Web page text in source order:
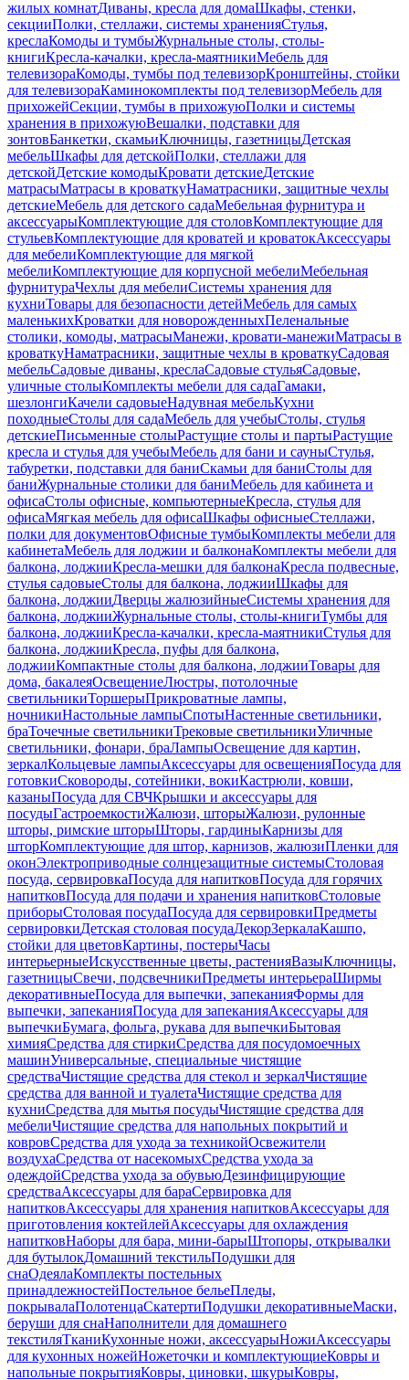
жилых комнатДиваны, кресла для домаШкафы, стенки,
секцииПолки, стеллажи, системы храненияСтулья,
креслаКомоды и тумбыЖурнальные столы, столы-
книгиКресла-качалки, кресла-маятникиМебель для
телевизораКомоды, тумбы под телевизорКронштейны, стойки
для телевизораКаминокомплекты под телевизорМебель для
прихожейСекции, тумбы в прихожуюПолки и системы
хранения в прихожуюВешалки, подставки для
зонтовБанкетки, скамьиКлючницы, газетницыДетская
мебельШкафы для детскойПолки, стеллажи для
детскойДетские комодыКровати детскиеДетские
матрасыМатрасы в кроваткуНаматрасники, защитные чехлы
детскиеМебель для детского садаМебельная фурнитура и
аксессуарыКомплектующие для столовКомплектующие для
стульевКомплектующие для кроватей и кроватокАксессуары
для мебелиКомплектующие для мягкой
мебелиКомплектующие для корпусной мебелиМебельная
фурнитураЧехлы для мебелиСистемы хранения для
кухниТовары для безопасности детейМебель для самых
маленькихКроватки для новорожденныхПеленальные
столики, комоды, матрасыМанежи, кровати-манежиМатрасы в
кроваткуНаматрасники, защитные чехлы в кроваткуСадовая
мебельСадовые диваны, креслаСадовые стульяСадовые,
уличные столыКомплекты мебели для садаГамаки,
шезлонгиКачели садовыеНадувная мебельКухни
походныеСтолы для садаМебель для учебыСтолы, стулья
детскиеПисьменные столыРастущие столы и партыРастущие
кресла и стулья для учебыМебель для бани и сауныСтулья,
табуретки, подставки для баниСкамьи для баниСтолы для
баниЖурнальные столики для баниМебель для кабинета и
офисаСтолы офисные, компьютерныеКресла, стулья для
офисаМягкая мебель для офисаШкафы офисныеСтеллажи,
полки для документовОфисные тумбыКомплекты мебели для
кабинетаМебель для лоджии и балконаКомплекты мебели для
балкона, лоджииКресла-мешки для балконаКресла подвесные,
стулья садовыеСтолы для балкона, лоджииШкафы для
балкона, лоджииДверцы жалюзийныеСистемы хранения для
балкона, лоджииЖурнальные столы, столы-книгиТумбы для
балкона, лоджииКресла-качалки, кресла-маятникиСтулья для
балкона, лоджииКресла, пуфы для балкона,
лоджииКомпактные столы для балкона, лоджииТовары для
дома, бакалеяОсвещениеЛюстры, потолочные
светильникиТоршерыПрикроватные лампы,
ночникиНастольные лампыСпотыНастенные светильники,
браТочечные светильникиТрековые светильникиУличные
светильники, фонари, браЛампыОсвещение для картин,
зеркалКольцевые лампыАксессуары для освещенияПосуда для
готовкиСковороды, сотейники, вокиКастрюли, ковши,
казаныПосуда для СВЧКрышки и аксессуары для
посудыГастроемкостиЖалюзи, шторыЖалюзи, рулонные
шторы, римские шторыШторы, гардиныКарнизы для
шторКомплектующие для штор, карнизов, жалюзиПленки для
оконЭлектроприводные солнцезащитные системыСтоловая
посуда, сервировкаПосуда для напитковПосуда для горячих
напитковПосуда для подачи и хранения напитковСтоловые
приборыСтоловая посудаПосуда для сервировкиПредметы
сервировкиДетская столовая посудаДекорЗеркалаКашпо,
стойки для цветовКартины, постерыЧасы
интерьерныеИскусственные цветы, растенияВазыКлючницы,
газетницыСвечи, подсвечникиПредметы интерьераШирмы
декоративныеПосуда для выпечки, запеканияФормы для
выпечки, запеканияПосуда для запеканияАксессуары для
выпечкиБумага, фольга, рукава для выпечкиБытовая
химияСредства для стиркиСредства для посудомоечных
машинУниверсальные, специальные чистящие
средстваЧистящие средства для стекол и зеркалЧистящие
средства для ванной и туалетаЧистящие средства для
кухниСредства для мытья посудыЧистящие средства для
мебелиЧистящие средства для напольных покрытий и
ковровСредства для ухода за техникойОсвежители
воздухаСредства от насекомыхСредства ухода за
одеждойСредства ухода за обувьюДезинфицирующие
средстваАксессуары для бараСервировка для
напитковАксессуары для хранения напитковАксессуары для
приготовления коктейлейАксессуары для охлаждения
напитковНаборы для бара, мини-барыШтопоры, открывалки
для бутылокДомашний текстильПодушки для
снаОдеялаКомплекты постельных
принадлежностейПостельное бельеПледы,
покрывалаПолотенцаСкатертиПодушки декоративныеМаски,
беруши для снаНаполнители для домашнего
текстиляТканиКухонные ножи, аксессуарыНожиАксессуары
для кухонных ножейНожеточки и комплектующиеКовры и
напольные покрытияКовры, циновки, шкурыКовры,